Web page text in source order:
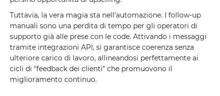
Tuttavia, la vera magia sta nell'automazione. I follow-up
manuali sono una perdita di tempo per gli operatori di
supporto già alle prese con le code. Attivando i messaggi
tramite integrazioni API, si garantisce coerenza senza
ulteriore carico di lavoro, allineandosi perfettamente ai
cicli di "feedback dei clienti" che promuovono il
miglioramento continuo.